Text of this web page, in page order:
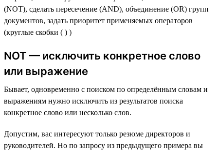
(NOT), сделать пересечение (AND), объединение (OR) групп
документов, задать приоритет применяемых операторов
(круглые скобки ( ) )
NOT — исключить конкретное слово
или выражение
Бывает, одновременно с поиском по определённым словам и
выражениям нужно исключить из результатов поиска
конкретное слово или несколько слов.
Допустим, вас интересуют только резюме директоров и
руководителей. Но по запросу из предыдущего примера вы